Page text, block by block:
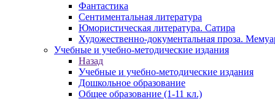
Фантастика
Сентиментальная литература
Юмористическая литература. Сатира
Художественно-документальная проза.
Учебные и учебно-методические издания
Назад
Учебные и учебно-методические издания
Дошкольное образование
Общее образование (1-11 кл.)